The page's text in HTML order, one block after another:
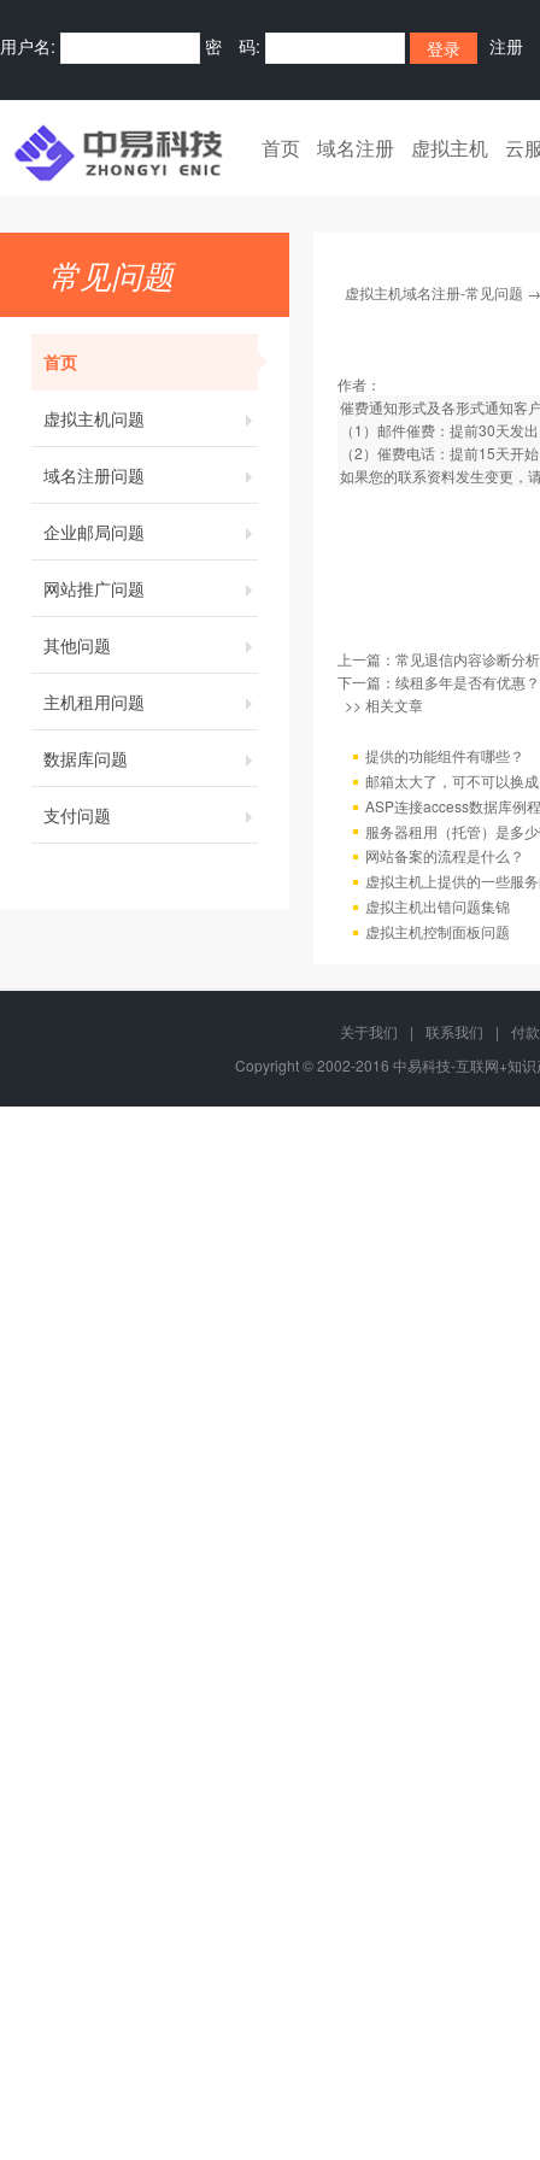
用户名: 密 码: 注册
首页 域名注册 虚拟主机 云
常见问题
首页
虚拟主机问题
域名注册问题
企业邮局问题
网站推广问题
其他问题
主机租用问题
数据库问题
支付问题
虚拟主机域名注册-常见问题
作者：
催费通知形式及各形式通知客
（1）邮件催费：提前30天发
（2）催费电话：提前15天开
如果您的联系资料发生变更，
上一篇： 常见退信内容诊断分
下一篇： 续租多年是否有优惠？
>> 相关文章
提供的功能组件有哪些？
邮箱太大了，可不可以换
ASP连接access数据库例程
服务器租用（托管）是多
网站备案的流程是什么？
虚拟主机上提供的一些服
虚拟主机出错问题集锦
虚拟主机控制面板问题
关于我们 | 联系我们 |
付
Copyright © 2002-2016 中易科技-互联网+知